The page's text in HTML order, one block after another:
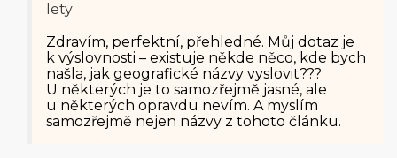
lety
Zdravím, perfektní, přehledné. Můj dotaz je
k výslovnosti – existuje někde něco, kde bych
našla, jak geografické názvy vyslovit???
U některých je to samozřejmě jasné, ale
u některých opravdu nevím. A myslím
samozřejmě nejen názvy z tohoto článku.